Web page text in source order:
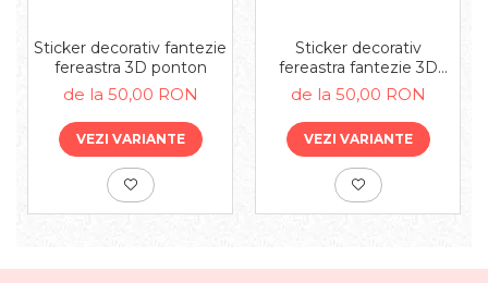
Sticker decorativ fantezie
fereastra 3D ponton
de la 50,00 RON
VEZI VARIANTE
Sticker decorativ
fereastra fantezie 3D
campie
de la 50,00 RON
VEZI VARIANTE